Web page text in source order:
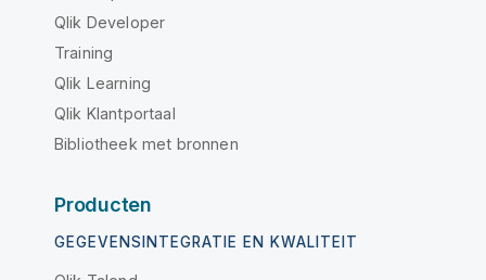
Qlik Developer
Training
Qlik Learning
Qlik Klantportaal
Bibliotheek met bronnen
Producten
GEGEVENSINTEGRATIE EN KWALITEIT